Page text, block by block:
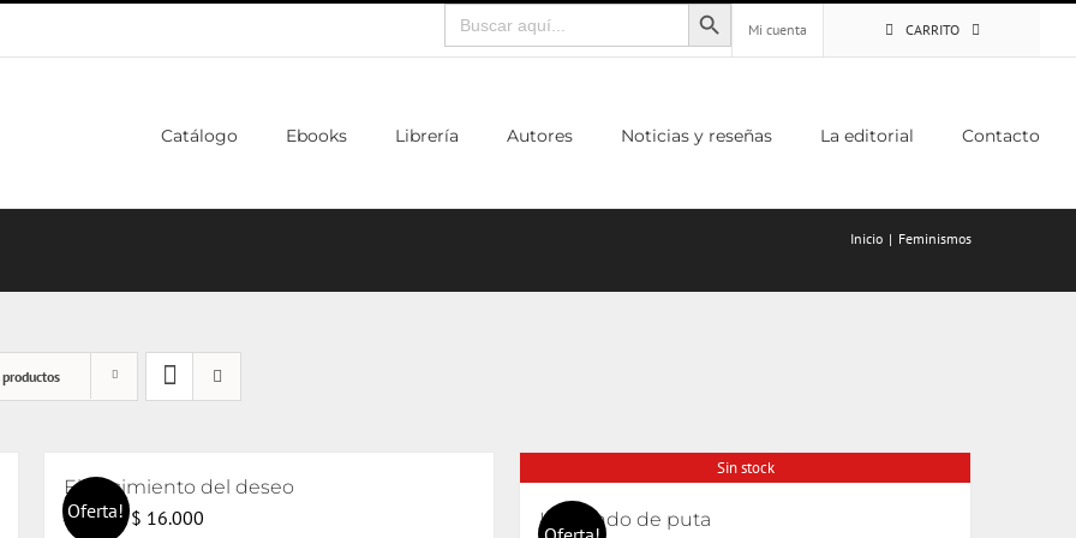
Buscar:
Mi cuenta
CARRITO
Catálogo Ebooks Librería Autores Noticias y reseñas La editorial Contacto
Inicio Feminismos
Oferta!
El nacimiento del deseo
$17.000
El
$ 16.000El
Sin stock
Haciendo de puta